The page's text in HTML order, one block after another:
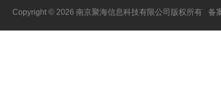
Copyright © 2026 南京聚海信息科技有限公司版权所有 备